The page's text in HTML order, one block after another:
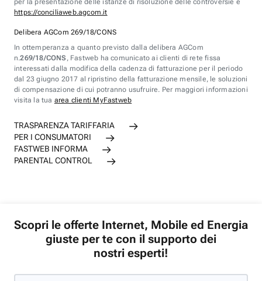
per la presentazione delle istanze di risoluzione delle controversie è
https://conciliaweb.agcom.it
Delibera AGCom 269/18/CONS
In ottemperanza a quanto previsto dalla delibera AGCom
n.269/18/CONS , Fastweb ha comunicato ai clienti di rete fissa
interessati dalla modifica della cadenza di fatturazione per il periodo
dal 23 giugno 2017 al ripristino della fatturazione mensile, le soluzioni
di compensazione di cui potranno usufruire. Per maggiori informazioni
visita la tua area clienti MyFastweb
TRASPARENZA TARIFFARIA
PER I CONSUMATORI
FASTWEB INFORMA
PARENTAL CONTROL
Scopri le offerte Internet, Mobile ed Energia
giuste per te con il supporto dei
nostri esperti!